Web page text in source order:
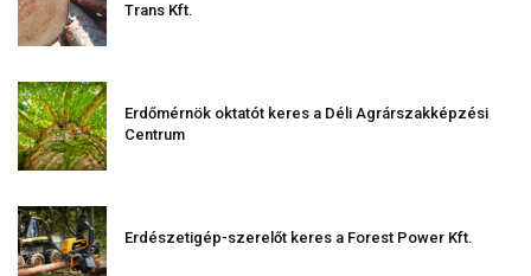
Trans Kft.
Erdőmérnök oktatót keres a Déli Agrárszakképzési
Centrum
Erdészetigép-szerelőt keres a Forest Power Kft.